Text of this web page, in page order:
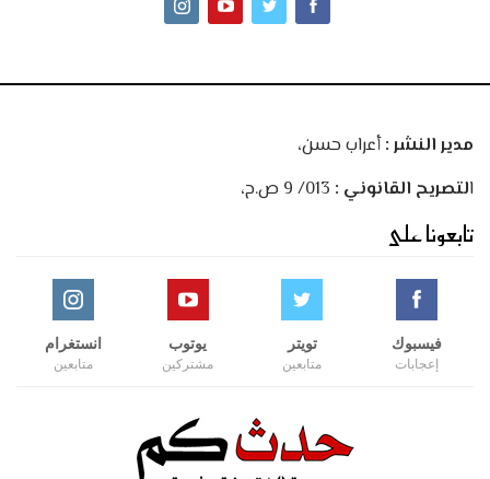
مدير النشر :أعراب حسن،
التصريح القانوني :
تابعونا على
فيسبوك
إعجابات
تويتر
متابعين
يوتوب
مشتركين
انستغرام
متابعين